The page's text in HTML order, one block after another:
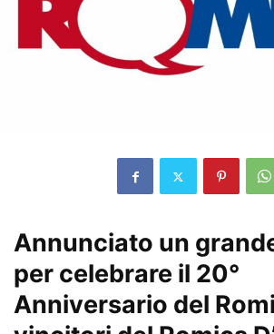
Annunciato un
per celebrare il 20°
Anniversario del